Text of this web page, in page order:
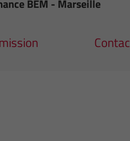
BEM - Marseille